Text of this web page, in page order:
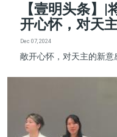
【壹明头条】
开心怀，对天
Dec 07, 2024
敞开心怀，对天主的新意